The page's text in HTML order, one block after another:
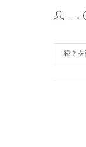
続きを